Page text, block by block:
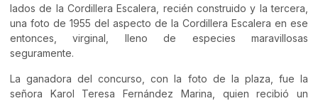
lados de la Cordillera Escalera, recién construido y la tercera,
una foto de 1955 del aspecto de la Cordillera Escalera en ese
entonces, virginal, lleno de especies maravillosas
seguramente.
La ganadora del concurso, con la foto de la plaza, fue la
señora Karol Teresa Fernández Marina, quien recibió un